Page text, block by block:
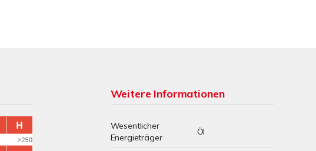
Weitere Informationen
Wesentlicher
Energieträger
Öl